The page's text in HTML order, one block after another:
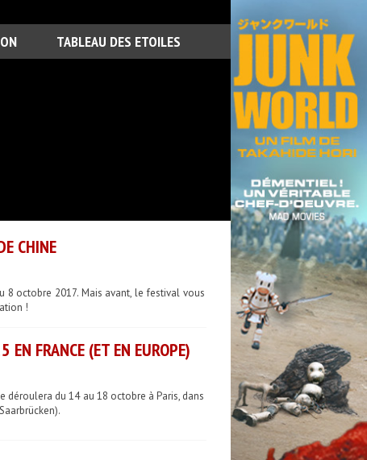
TABLEAU DES ETOILES
CHINE
8 octobre 2017. Mais avant, le festival vous
!
FRANCE (ET EN EUROPE)
déroulera du 14 au 18 octobre à Paris, dans